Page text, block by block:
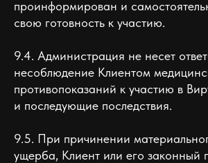
проинформирован и
свою готовность к участию.
9.4. Администрация не несет
несоблюдение Клиентом
противопоказаний к участию в
и последующие последствия.
9.5. При причинении
ущерба, Клиент или его законный